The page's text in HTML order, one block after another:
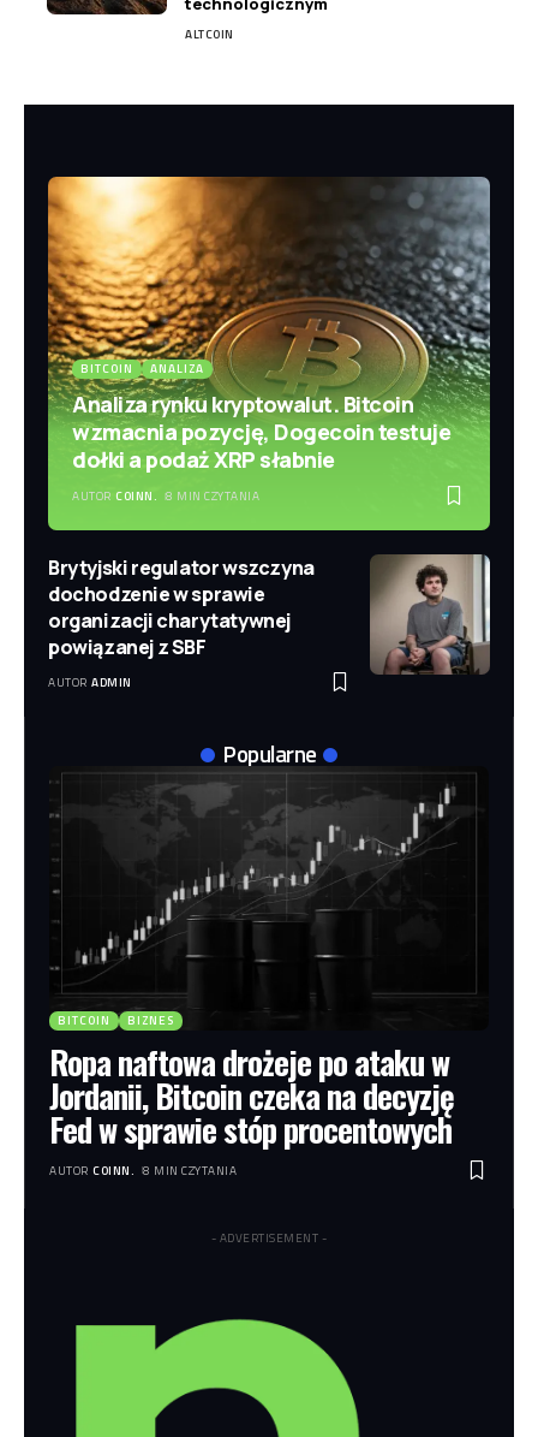
ALTCOIN
BITCOIN ANALIZA
Analiza rynku kryptowalut. Bitcoin
wzmacnia pozycję, Dogecoin testuje
dołki a podaż XRP słabnie
AUTOR COINN. 8 MIN CZYTANIA
Brytyjski regulator wszczyna
dochodzenie w sprawie
organizacji charytatywnej
powiązanej z SBF
AUTOR ADMIN
Popularne
BITCOIN BIZNES
Ropa naftowa drożeje po ataku w
Jordanii, Bitcoin czeka na decyzję
Fed w sprawie stóp procentowych
AUTOR COINN. 8 MIN CZYTANIA
- ADVERTISEMENT -